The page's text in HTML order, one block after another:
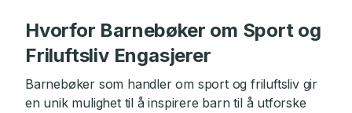
Hvorfor Barnebøker om Sport og
Friluftsliv Engasjerer
Barnebøker som handler om sport og friluftsliv gir
en unik mulighet til å inspirere barn til å utforske